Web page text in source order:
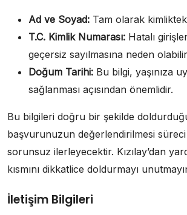
Ad ve Soyad: Tam olarak kimlikteki
T.C. Kimlik Numarası: Hatalı
geçersiz sayılmasına neden
Doğum Tarihi: Bu bilgi, yaşınıza
sağlanması açısından önemlidir.
Bu bilgileri doğru bir şekilde
başvurunuzun değerlendirilmesi süreci
sorunsuz ilerleyecektir. Kızılay’dan
kısmını dikkatlice doldurmayı
İletişim Bilgileri